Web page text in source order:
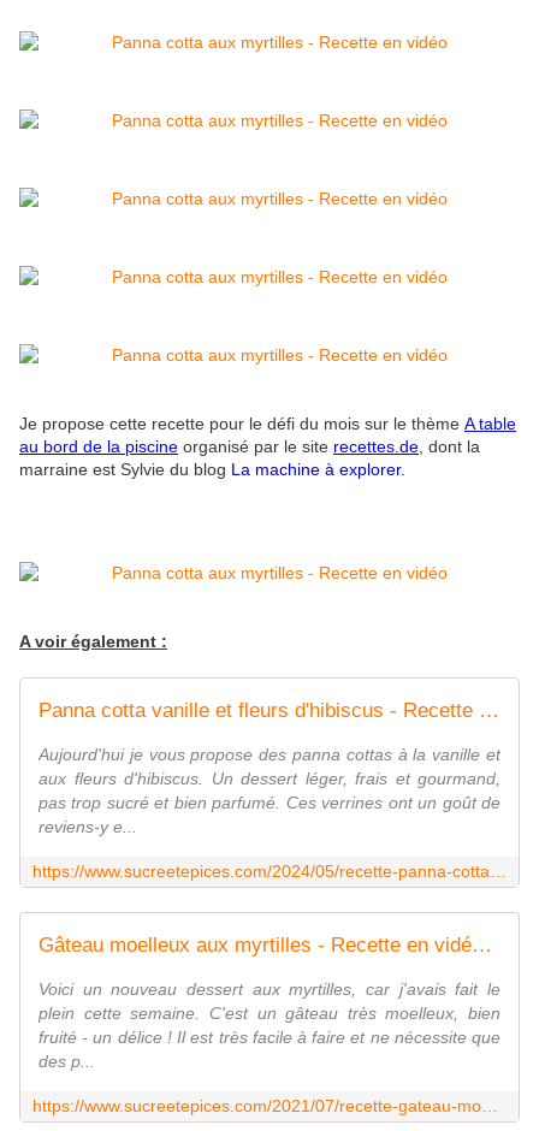
Je propose cette recette pour le défi du mois sur le thème A table
au bord de la piscine organisé par le site recettes.de dont la
marraine est Sylvie du blog La machine à explorer.
A voir également :
Panna cotta vanille et fleurs d'hibiscus - Recette en vidéo - www.sucreetepices.com
Aujourd'hui je vous propose des panna cottas à la vanille et
aux fleurs d'hibiscus. Un dessert léger, frais et gourmand,
pas trop sucré et bien parfumé. Ces verrines ont un goût de
reviens-y e...
Gâteau moelleux aux myrtilles - Recette en vidéo - www.sucreetepices.com
Voici un nouveau dessert aux myrtilles, car j'avais fait le
plein cette semaine. C'est un gâteau très moelleux, bien
fruité - un délice ! Il est très facile à faire et ne nécessite que
des p...